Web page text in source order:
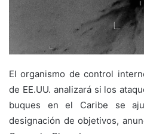
El organismo de control
de EE.UU. analizará si los
buques en el Caribe se
designación de objetivos,